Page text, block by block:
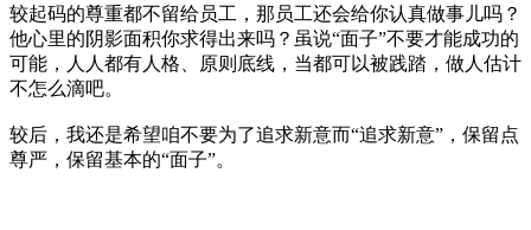
较起码的尊重都不留给员工，那员工还会给你认真做事儿吗？
他心里的阴影面积你求得出来吗？虽说“面子”不要才能成功的
可能，人人都有人格、原则底线，当都可以被践踏，做人估计
不怎么滴吧。
较后，我还是希望咱不要为了追求新意而“追求新意”，保留点
尊严，保留基本的“面子”。